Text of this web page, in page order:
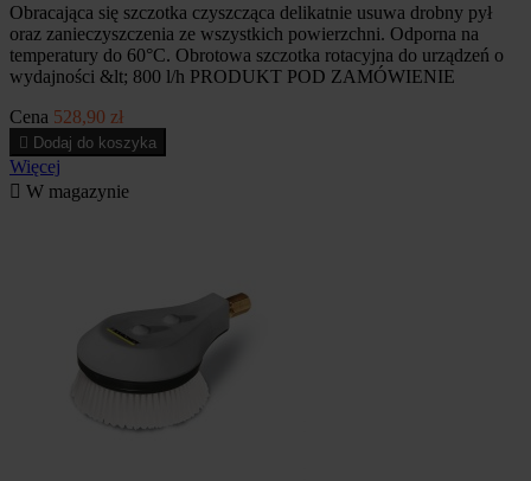
Obracająca się szczotka czyszcząca delikatnie usuwa drobny pył
oraz zanieczyszczenia ze wszystkich powierzchni. Odporna na
temperatury do 60°C. Obrotowa szczotka rotacyjna do urządzeń o
wydajności &lt; 800 l/h PRODUKT POD ZAMÓWIENIE
Cena 528,90 zł
 Dodaj do koszyka
Więcej
 W magazynie